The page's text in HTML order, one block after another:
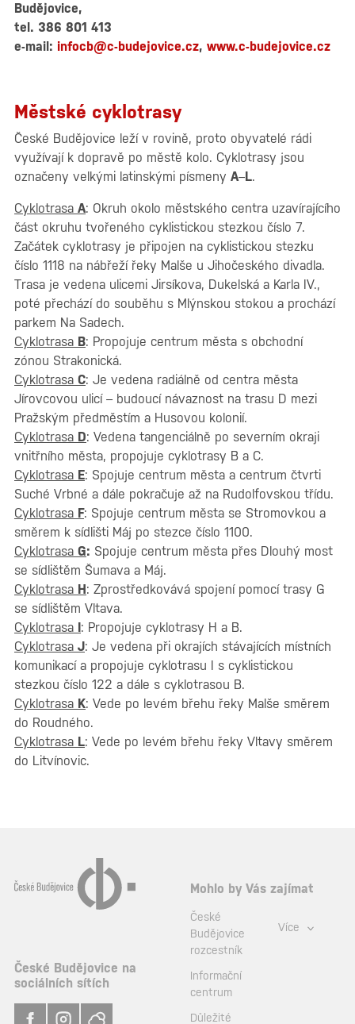
Budějovice,
tel. 386 801 413
e-mail: infocb@c-budejovice.cz, www.c-budejovice.cz
Městské cyklotrasy
České Budějovice leží v rovině, proto obyvatelé rádi
využívají k dopravě po městě kolo. Cyklotrasy jsou
označeny velkými latinskými písmeny A–L.
Cyklotrasa A: Okruh okolo městského centra uzavírajícího
část okruhu tvořeného cyklistickou stezkou číslo 7.
Začátek cyklotrasy je připojen na cyklistickou stezku
číslo 1118 na nábřeží řeky Malše u Jihočeského divadla.
Trasa je vedena ulicemi Jirsíkova, Dukelská a Karla IV.,
poté přechází do souběhu s Mlýnskou stokou a prochází
parkem Na Sadech.
Cyklotrasa B: Propojuje centrum města s obchodní
zónou Strakonická.
Cyklotrasa C: Je vedena radiálně od centra města
Jírovcovou ulicí – budoucí návaznost na trasu D mezi
Pražským předměstím a Husovou kolonií.
Cyklotrasa D: Vedena tangenciálně po severním okraji
vnitřního města, propojuje cyklotrasy B a C.
Cyklotrasa E: Spojuje centrum města a centrum čtvrti
Suché Vrbné a dále pokračuje až na Rudolfovskou třídu.
Cyklotrasa F: Spojuje centrum města se Stromovkou a
směrem k sídlišti Máj po stezce číslo 1100.
Cyklotrasa G: Spojuje centrum města přes Dlouhý most
se sídlištěm Šumava a Máj.
Cyklotrasa H: Zprostředkovává spojení pomocí trasy G
se sídlištěm Vltava.
Cyklotrasa I: Propojuje cyklotrasy H a B.
Cyklotrasa J: Je vedena při okrajích stávajících místních
komunikací a propojuje cyklotrasu I s cyklistickou
stezkou číslo 122 a dále s cyklotrasou B.
Cyklotrasa K: Vede po levém břehu řeky Malše směrem
do Roudného.
Cyklotrasa L: Vede po levém břehu řeky Vltavy směrem
do Litvínovic.
České Budějovice na
sociálních sítích
Mohlo by Vás zajímat
České
Budějovice
rozcestník
Informační
centrum
Důležité
Více